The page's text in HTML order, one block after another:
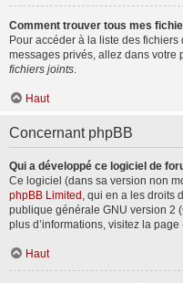
Comment trouver tous mes
Pour accéder à la liste des
messages privés, allez dans votre
fichiers joints.
Haut
Concernant phpBB
Qui a développé ce logiciel de
Ce logiciel (dans sa version non
phpBB Limited , qui en a les droits
publique générale GNU version 2
plus d’informations, visitez la page
Haut